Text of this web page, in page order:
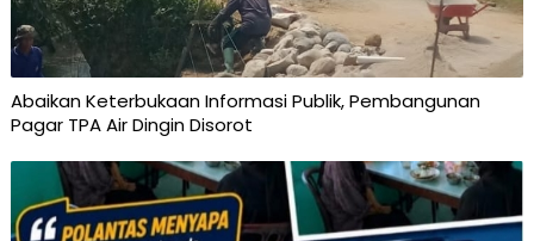
Abaikan Keterbukaan Informasi Publik, Pembangunan
Pagar TPA Air Dingin Disorot